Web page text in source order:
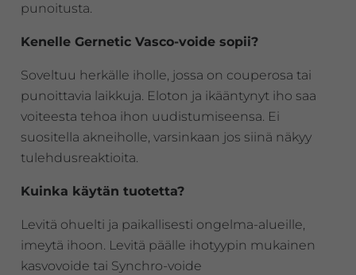
punoitusta.
Kenelle Gernetic Vasco-voide sopii?
Soveltuu herkälle iholle, jossa on couperosa tai
punoittavia laikkuja. Eloton ja ikääntynyt iho saa
voiteesta tehoa ihon uudistumiseensa. Ei
suositella akneiholle, varsinkaan jos siinä näkyy
tulehdusreaktioita.
Kuinka käytän tuotetta?
Levitä ohuelti ja paikallisesti ongelma-alueille,
imeytä ihoon. Levitä päälle ihotyypin mukainen
kasvovoide tai Synchro-voide